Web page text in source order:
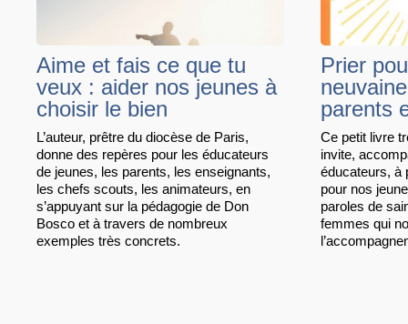
Aime et fais ce que tu
veux : aider nos jeunes à
choisir le bien
L’auteur, prêtre du diocèse de Paris,
donne des repères pour les éducateurs
de jeunes, les parents, les enseignants,
les chefs scouts, les animateurs, en
s’appuyant sur la pédagogie de Don
Bosco et à travers de nombreux
exemples très concrets.
Prier
parents
Ce petit livre
invite,
éducateurs, à
pour nos
paroles de
femmes qui